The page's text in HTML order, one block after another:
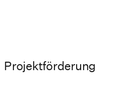
Projektförderung